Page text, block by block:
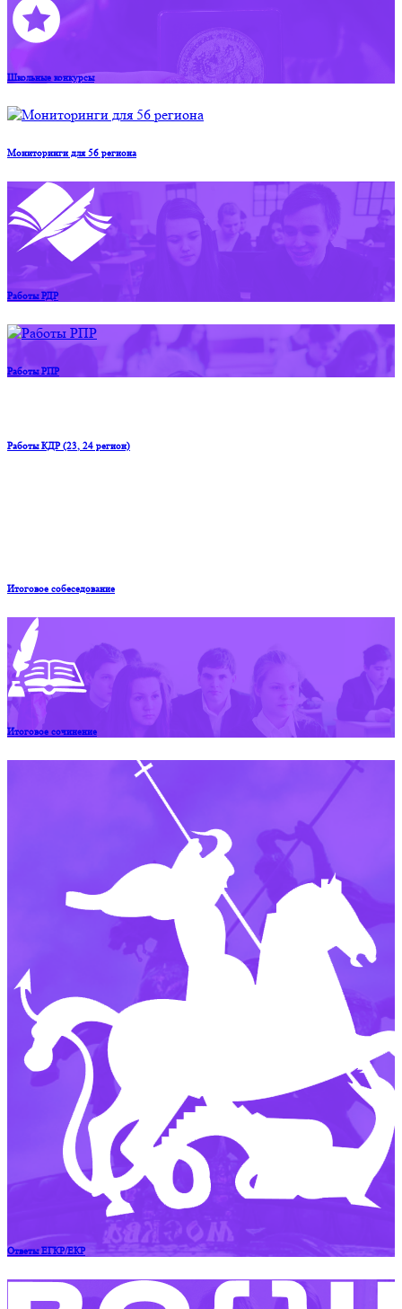
Школьные конкурсы
Мониторинги для 56 региона
Работы РДР
Работы РПР
Работы КДР (23, 24 регион)
Итоговое собеседование
Итоговое сочинение
Ответы ЕГКР/ЕКР